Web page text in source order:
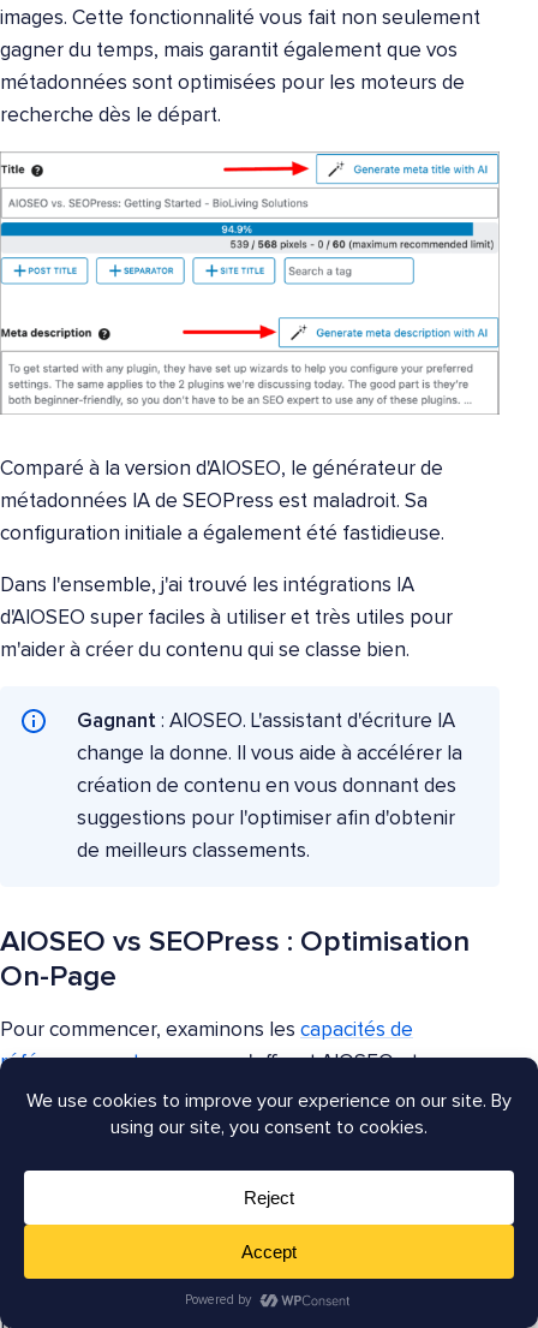
images. Cette fonctionnalité vous fait non seulement
gagner du temps, mais garantit également que vos
métadonnées sont optimisées pour les moteurs de
recherche dès le départ.
Comparé à la version d'AIOSEO, le générateur de
métadonnées IA de SEOPress est maladroit. Sa
configuration initiale a également été fastidieuse.
Dans l'ensemble, j'ai trouvé les intégrations IA
d'AIOSEO super faciles à utiliser et très utiles pour
m'aider à créer du contenu qui se classe bien.
Gagnant : AIOSEO. L'assistant d'écriture IA
change la donne. Il vous aide à accélérer la
création de contenu en vous donnant des
suggestions pour l'optimiser afin d'obtenir
de meilleurs classements.
AIOSEO vs SEOPress : Optimisation
On-Page
Pour commencer, examinons les capacités de
référencement on-pagequ'offrent AIOSEO et
SEOPress. Pour information, leréférencement on-
fait référence à l'optimisation des pages Web
moteurs de recherche et attirer plus de trafic
organique. Il implique l'optimisation du contenu et du
code source HTML pour rendre une page plus
pertinente, précieuse et facile à comprendre pour les
moteurs de recherche et les utilisateurs.